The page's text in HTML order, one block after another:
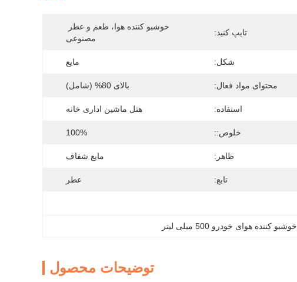
تایپ کنید:
مصنوعی
شکل: مایع
محتوای مواد فعال: بالای 80% (شامل)
استفاده: هتل ماشین اداری خانه
خلوص:: 100%
ظاهر: مایع شفاف
تابع: عطر
خوشبو کننده هوای خودرو 500 میلی لیتر
توضیحات محصول